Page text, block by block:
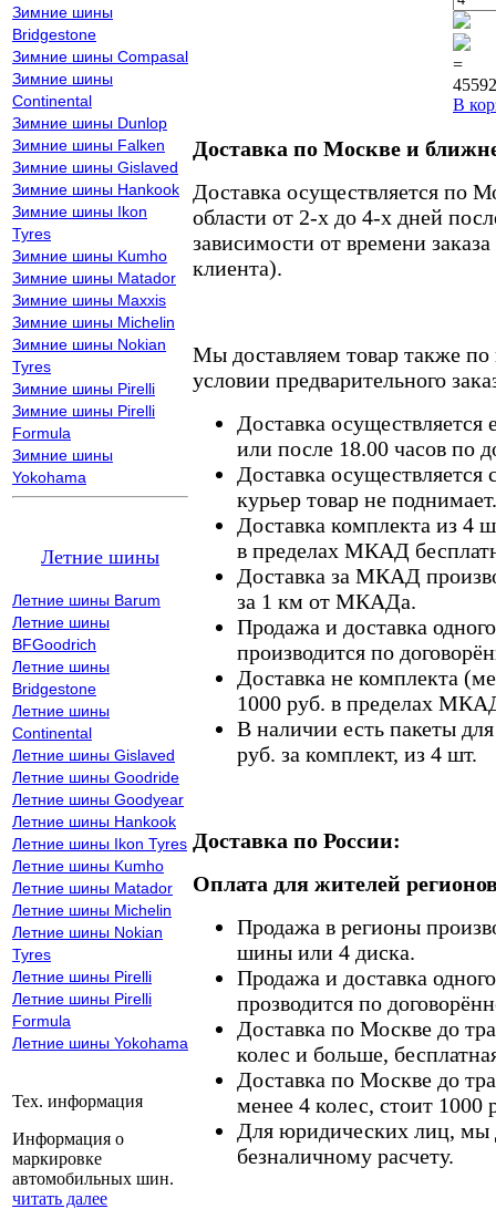
Зимние шины
Bridgestone
Зимние шины Compasal
Зимние шины
Continental
Зимние шины Dunlop
Зимние шины Falken
Зимние шины Gislaved
Зимние шины Hankook
Зимние шины Ikon
Tyres
Зимние шины Kumho
Зимние шины Matador
Зимние шины Maxxis
Зимние шины Michelin
Зимние шины Nokian
Tyres
Зимние шины Pirelli
Зимние шины Pirelli
Formula
Зимние шины
Yokohama
Летние шины
Летние шины Barum
Летние шины
BFGoodrich
Летние шины
Bridgestone
Летние шины
Continental
Летние шины Gislaved
Летние шины Goodride
Летние шины Goodyear
Летние шины Hankook
Летние шины Ikon Tyres
Летние шины Kumho
Летние шины Matador
Летние шины Michelin
Летние шины Nokian
Tyres
Летние шины Pirelli
Летние шины Pirelli
Formula
Летние шины Yokohama
Тех. информация
Информация о
маркировке
автомобильных шин.
читать далее
=
В
Доставка по Москве и
Доставка осуществляется по
области от 2-х до 4-х дней
зависимости от времени
клиента).
Мы доставляем товар также
условии предварительного
Доставка осуществляется
или после 18.00 часов по
Доставка осуществляется
курьер товар не поднимает.
Доставка комплекта из 4
в пределах МКАД
Доставка за МКАД
за 1 км от МКАДа.
Продажа и доставка
производится по
Доставка не комплекта
1000 руб. в пределах
В наличии есть пакеты
руб. за комплект, из 4 шт.
Доставка по России:
Оплата для жителей
Продажа в регионы
шины или 4 диска.
Продажа и доставка
прозводится по
Доставка по Москве до
колес и больше,
Доставка по Москве до
менее 4 колес, стоит 1000
Для юридических лиц, мы
безналичному расчету.